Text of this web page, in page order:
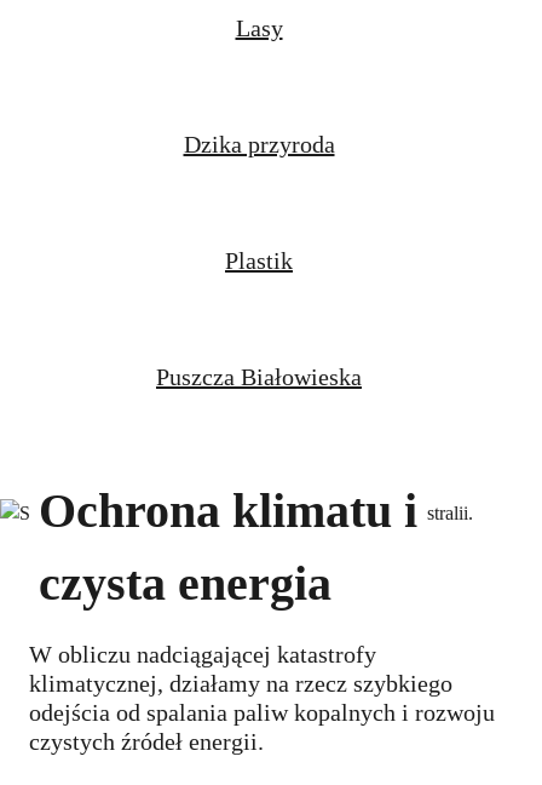
Lasy
Dzika przyroda
Plastik
Puszcza Białowieska
Ochrona klimatu i
czysta energia
W obliczu nadciągającej katastrofy
klimatycznej, działamy na rzecz szybkiego
odejścia od spalania paliw kopalnych i rozwoju
czystych źródeł energii.